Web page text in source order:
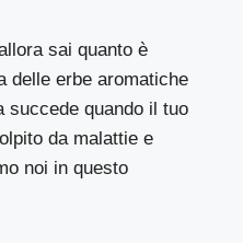
sai quanto è
delle erbe aromatiche
succede quando il tuo
da malattie e
noi in questo